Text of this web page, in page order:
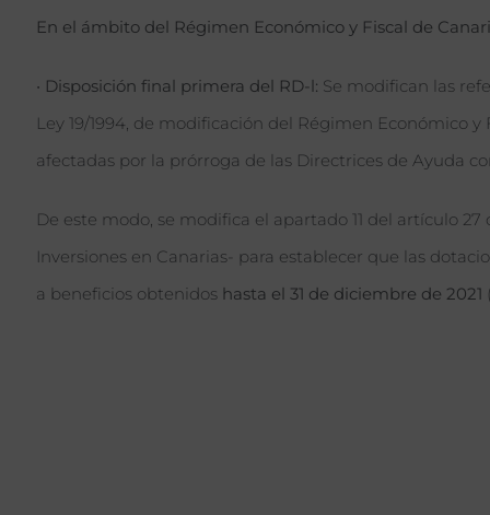
En el ámbito del Régimen Económico y Fiscal de
• Disposición final primera del RD-l: Se modifican las
Ley 19/1994, de modificación del Régimen Económico y
afectadas por la prórroga de las Directrices de Ayuda
De este modo, se modifica el apartado 11 del artículo
Inversiones en Canarias- para establecer que las
a beneficios obtenidos hasta el 31 de diciembre de 2021